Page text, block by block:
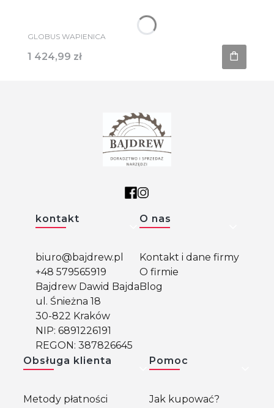
PRODUCENT
GLOBUS WAPIENICA
Cena
1 424,99 zł
Linki w stopce
kontakt
biuro@bajdrew.pl
+48 579565919
Bajdrew Dawid Bajda
ul. Śnieżna 18
30-822 Kraków
NIP: 6891226191
REGON: 387826645
O nas
Kontakt i dane firmy
O firmie
Blog
Obsługa klienta
Metody płatności
Pomoc
Jak kupować?